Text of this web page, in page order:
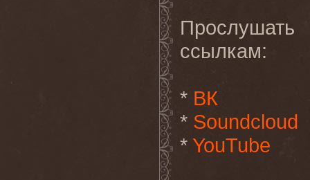
ссылкам:
* ВК
* Soundcloud
* YouTube